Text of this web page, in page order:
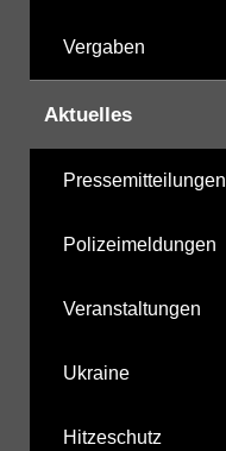
Vergaben
Aktuelles
Pressemitteilungen
Polizeimeldungen
Veranstaltungen
Ukraine
Hitzeschutz